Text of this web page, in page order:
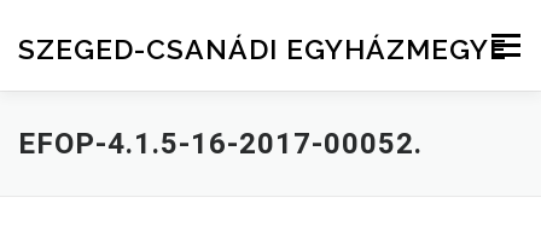
SZEGED-CSANÁDI EGYHÁZMEGYE
Menu
EFOP-4.1.5-16-2017-00052.